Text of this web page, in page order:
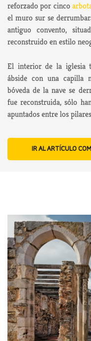
reforzado por cinco
el muro sur se
antiguo convento,
reconstruido en estilo
El interior de la iglesia
ábside con una capilla
bóveda de la nave se
fue reconstruida, sólo
apuntados entre los
IR AL ARTÍCULO